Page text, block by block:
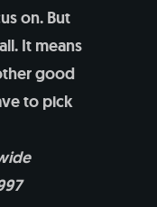
on. But
It means
good
to pick